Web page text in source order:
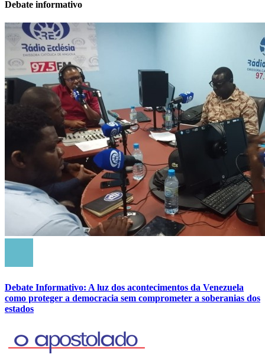
Debate informativo
Debate Informativo: A luz dos acontecimentos da Venezuela
como proteger a democracia sem comprometer a soberanias dos
estados